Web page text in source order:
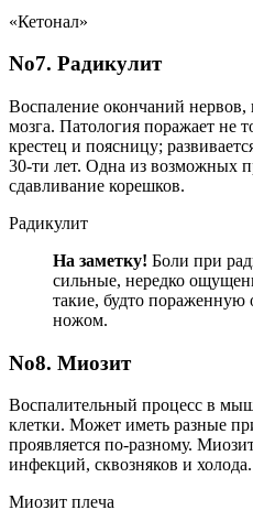
«Кетонал»
No7. Радикулит
Воспаление окончаний нервов,
мозга. Патология поражает не
крестец и поясницу;
30-ти лет. Одна из возможных
сдавливание корешков.
Радикулит
На заметку! Боли при
сильные, нередко
такие, будто пораженную
ножом.
No8. Миозит
Воспалительный процесс в
клетки. Может иметь разные
проявляется по-разному.
инфекций, сквозняков и холода.
Миозит плеча